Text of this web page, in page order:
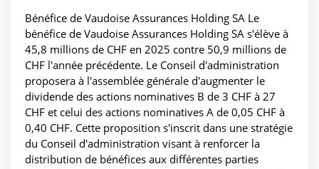
Bénéfice de Vaudoise Assurances Holding SA Le
bénéfice de Vaudoise Assurances Holding SA s'élève à
45,8 millions de CHF en 2025 contre 50,9 millions de
CHF l'année précédente. Le Conseil d'administration
proposera à l'assemblée générale d'augmenter le
dividende des actions nominatives B de 3 CHF à 27
CHF et celui des actions nominatives A de 0,05 CHF à
0,40 CHF. Cette proposition s'inscrit dans une stratégie
du Conseil d'administration visant à renforcer la
distribution de bénéfices aux différentes parties